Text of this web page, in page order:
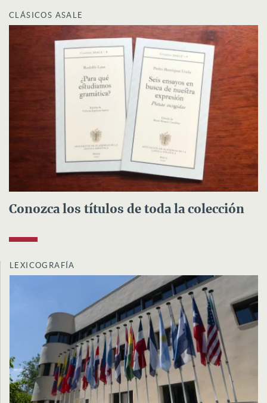
CLÁSICOS ASALE
Conozca los títulos de toda la colección
LEXICOGRAFÍA